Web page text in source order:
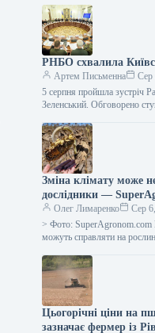
РНБО схвалила
Артем Письменна
Сер
5 серпня пройшла зустріч
Зеленський. Обговорено
Зміна клімату може
дослідники —
Олег Лимаренко
Сер
> Фото: SuperAgronom.com
можуть справляти на
Цьогорічні ціни на
зазначає фермер із